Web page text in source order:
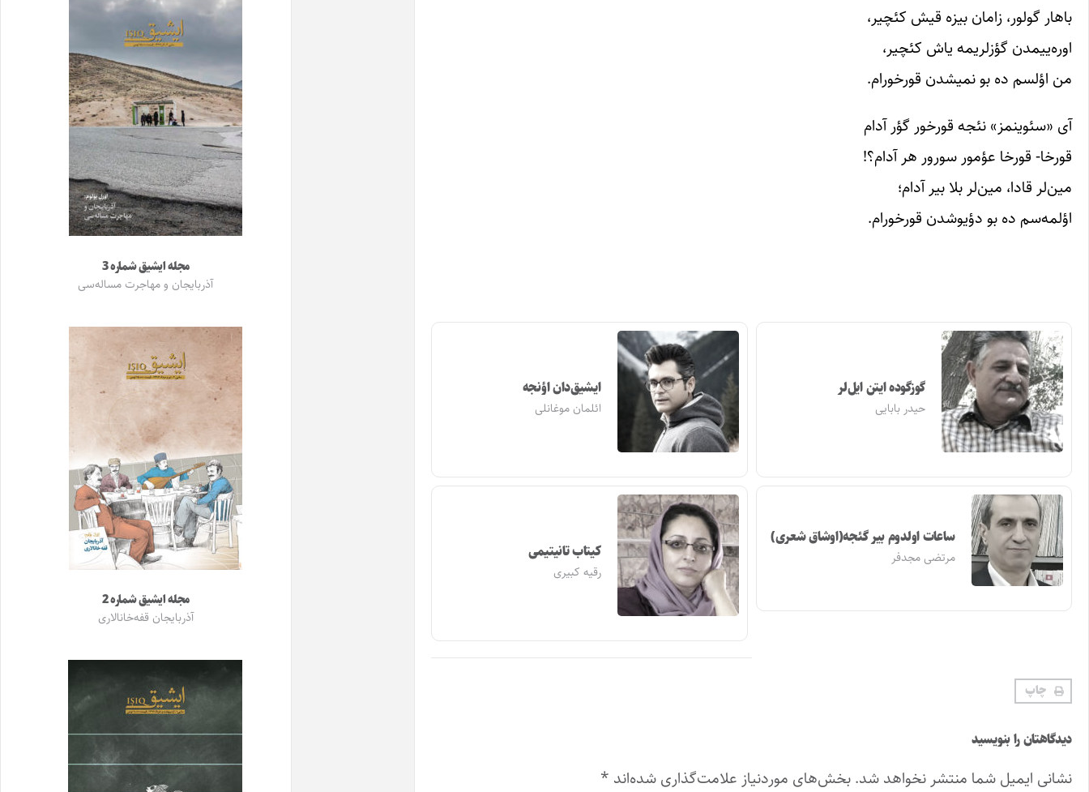
باهار گولور، زامان بیزه قیش کئچیر،
اوره‌ییمدن گؤزلریمه یاش کئچیر،
من اؤلسم ده بو نمیشدن قورخورام.
آی «سئوینمز» نئجه قورخور گؤر آدام
قورخا- قورخا عؤمور سورور هر آدام؟!
مین‌لر قادا، مین‌لر بلا بیر آدام؛
اؤلمه‌سم‌ ده بو دؤیوشدن قورخورام.
گوزگوده ایتن ایل‌لر
حیدر بابایی
ایشیق‌دان اؤنجه
ائلمان موغانلی
ساعات اولدوم بیر گئجه(اوشاق شعری)
مرتضی مجدفر کیتاب تانیتیمی
رقیه کبیری
چاپ
دیدگاهتان را بنویسید
نشانی ایمیل شما منتشر نخواهد شد. بخش‌های موردنیاز علامت‌گذاری شده‌اند *
مجله ایشیق شماره 3
آذربایجان و مهاجرت مساله‌سی
مجله ایشیق شماره 2
آذربایجان قفه‌خانالاری